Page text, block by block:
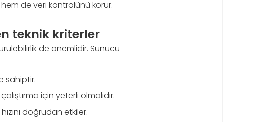
de veri kontrolünü korur.
teknik kriterler
de önemlidir. Sunucu
sahiptir.
için yeterli olmalıdır.
doğrudan etkiler.